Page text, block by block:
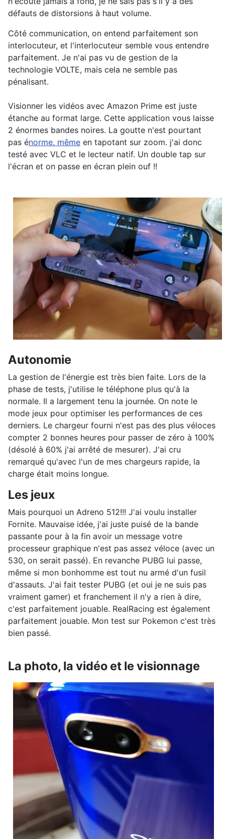
défauts de distorsions à haut volume.
Côté communication, on entend parfaitement son
interlocuteur, et l'interlocuteur semble vous entendre
parfaitement. Je n'ai pas vu de gestion de la
technologie VOLTE, mais cela ne semble pas
pénalisant.
Visionner les vidéos avec Amazon Prime est juste
étanche au format large. Cette application vous laisse
2 énormes bandes noires. La goutte n'est pourtant
pas énorme. même en tapotant sur zoom. j'ai donc
testé avec VLC et le lecteur natif. Un double tap sur
l'écran et on passe en écran plein ouf !!
Autonomie
La gestion de l'énergie est très bien faite. Lors de la
phase de tests, j'utilise le téléphone plus qu'à la
normale. Il a largement tenu la journée. On note le
mode jeux pour optimiser les performances de ces
derniers. Le chargeur fourni n'est pas des plus véloces
compter 2 bonnes heures pour passer de zéro à 100%
(désolé à 60% j'ai arrêté de mesurer). J'ai cru
remarqué qu'avec l'un de mes chargeurs rapide, la
charge était moins longue.
Les jeux
Mais pourquoi un Adreno 512!!! J'ai voulu installer
Fornite. Mauvaise idée, j'ai juste puisé de la bande
passante pour à la fin avoir un message votre
processeur graphique n'est pas assez véloce (avec un
530, on serait passé). En revanche PUBG lui passe,
même si mon bonhomme est tout nu armé d'un fusil
d'assauts. J'ai fait tester PUBG (et oui je ne suis pas
vraiment gamer) et franchement il n'y a rien à dire,
c'est parfaitement jouable. RealRacing est également
parfaitement jouable. Mon test sur Pokemon c'est très
bien passé.
La photo, la vidéo et le visionnage